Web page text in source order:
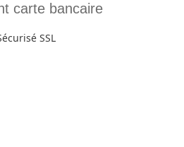
carte bancaire
SSL